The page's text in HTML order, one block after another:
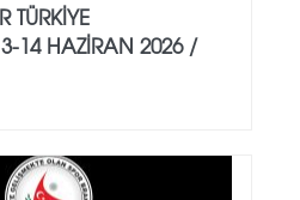
TÜRKİYE
14 HAZİRAN 2026 /